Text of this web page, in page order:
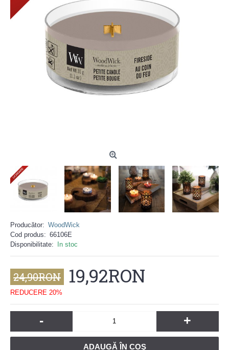
Producător: WoodWick
Cod produs: 66106E
Disponibilitate:
In stoc
24,90RON 19,92RON
REDUCERE 20%
- +
ADAUGĂ ÎN COŞ